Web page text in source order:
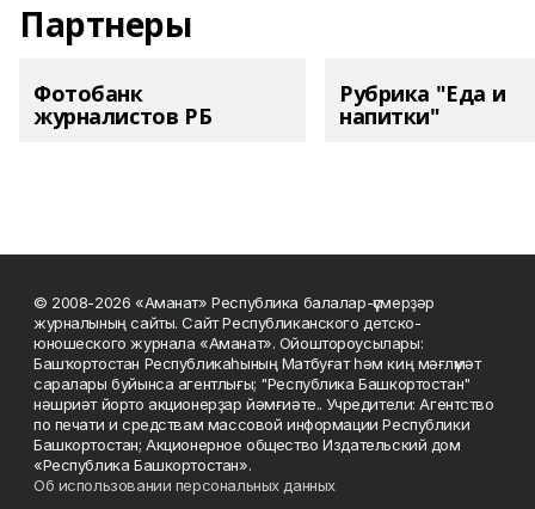
Партнеры
Фотобанк
журналистов РБ
Рубрика "Еда и
напитки"
© 2008-2026 «Аманат» Республика балалар-үҫмерҙәр
журналының сайты. Сайт Республиканского детско-
юношеского журнала «Аманат». Ойоштороусылары:
Башҡортостан Республикаһының Матбуғат һәм киң мәғлүмәт
саралары буйынса агентлығы; "Республика Башкортостан"
нәшриәт йорто акционерҙар йәмғиәте.. Учредители: Агентство
по печати и средствам массовой информации Республики
Башкортостан; Акционерное общество Издательский дом
«Республика Башкортостан».
Об использовании персональных данных